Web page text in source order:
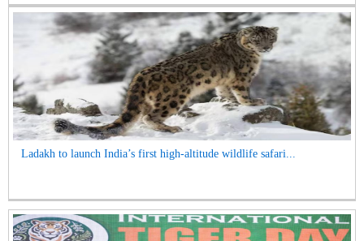
Ladakh to launch India’s first high-altitude wildlife safari...